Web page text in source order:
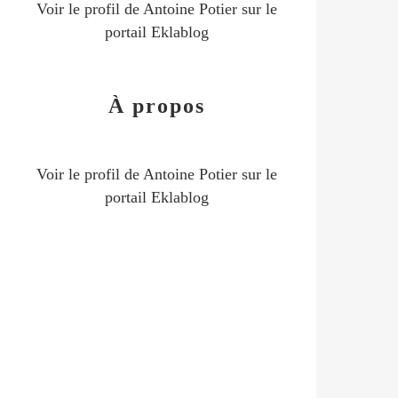
Voir le profil de Antoine Potiersur le
portail Eklablog
À propos
Voir le profil de Antoine Potiersur le
portail Eklablog